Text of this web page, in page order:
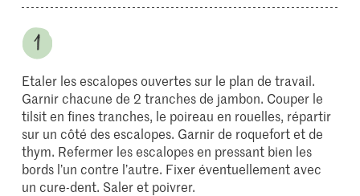
Etaler les escalopes ouvertes sur le plan de travail.
Garnir chacune de 2 tranches de jambon. Couper le
tilsit en fines tranches, le poireau en rouelles, répartir
sur un côté des escalopes. Garnir de roquefort et de
thym. Refermer les escalopes en pressant bien les
bords l’un contre l’autre. Fixer éventuellement avec
un cure-dent. Saler et poivrer.